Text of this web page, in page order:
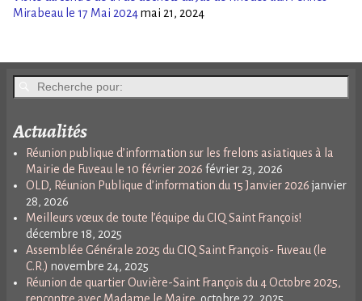
Mirabeau le 17 Mai 2024mai 21, 2024
Actualités
Réunion publique d’information sur les frelons asiatiques à la
Mairie de Fuveau le 10 février 2026 février 23, 2026
OLD, Réunion Publique d’information du 15 Janvier 2026 janvier
28, 2026
Meilleurs vœux de toute l’équipe du CIQ Saint François!
décembre 18, 2025
Assemblée Générale 2025 du CIQ Saint François- Fuveau (le
C.R.) novembre 24, 2025
Réunion de quartier Ouvière-Saint François du 4 Octobre 2025,